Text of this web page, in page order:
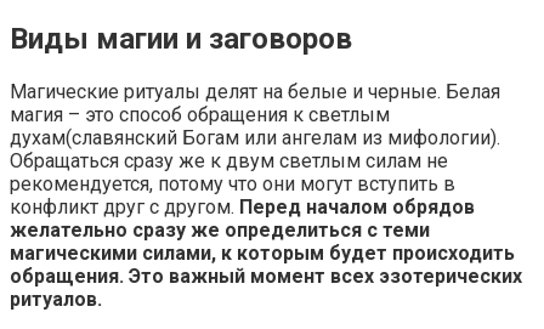
Виды магии и заговоров
Магические ритуалы делят на белые и черные. Белая
магия – это способ обращения к светлым
духам(славянский Богам или ангелам из мифологии).
Обращаться сразу же к двум светлым силам не
рекомендуется, потому что они могут вступить в
конфликт друг с другом. Перед началом обрядов
желательно сразу же определиться с теми
магическими силами, к которым будет происходить
обращения. Это важный момент всех эзотерических
ритуалов.